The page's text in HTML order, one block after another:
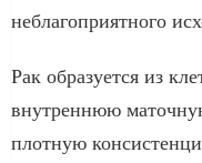
неблагоприятного
Рак образуется из
внутреннюю
плотную